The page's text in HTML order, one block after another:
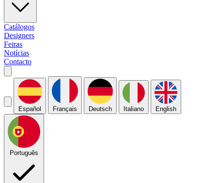
Catálogos
Designers
Feiras
Notícias
Contacto
Español Français Deutsch Italiano English
Português